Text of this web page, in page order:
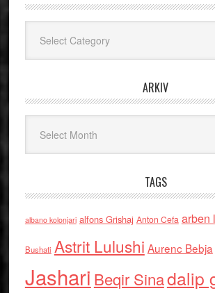
ARKIV
TAGS
albano kolonjari alfons Grishaj Anton Cefa arben
Bushati Astrit Lulushi Aurenc Bebja
Jashari Beqir Sinadalip